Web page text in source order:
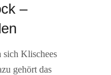
–
sich Klischees
gehört das